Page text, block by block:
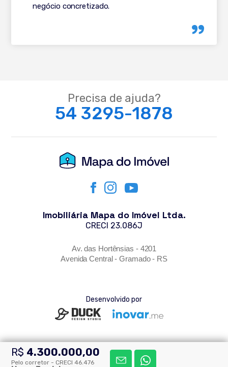
R$ 4.300.000,00
Pelo corretor - CRECI 46.476
negócio concretizado.
Precisa de ajuda?
54 3295-1878
Imobiliária Mapa do Imóvel Ltda.
CRECI 23.086J
Av. das Hortênsias - 4201
Avenida Central - Gramado - RS
Desenvolvido por
© Todos os direitos reservados - Mapa do Imóvel 2026